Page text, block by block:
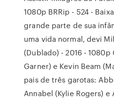
1080p BRRip - 524 -
grande parte de sua
uma vida normal, devi
(Dublado) - 2016 -
Garner) e Kevin Beam
pais de três garotas:
Annabel (Kylie Rogers)